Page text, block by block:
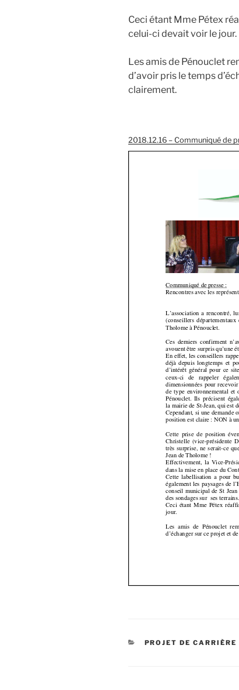
Ceci étant Mme Pétex
celui-ci devait voir le jour.
Les amis de Pénouclet
d’avoir pris le temps
clairement.
2018.12.16 – Communiqué de
CATEGORIES
PROJET DE